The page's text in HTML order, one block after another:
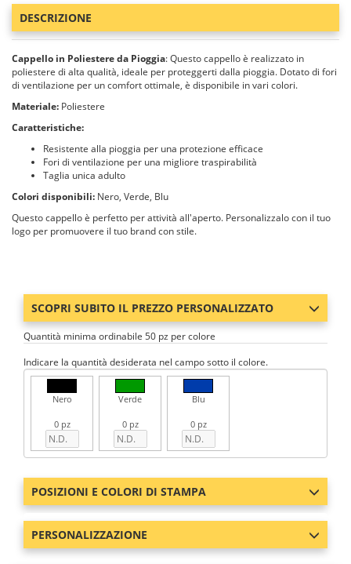
DESCRIZIONE
Cappello in Poliestere da Pioggia: Questo cappello è realizzato in
poliestere di alta qualità, ideale per proteggerti dalla pioggia. Dotato di fori
di ventilazione per un comfort ottimale, è disponibile in vari colori.
Materiale: Poliestere
Caratteristiche:
Resistente alla pioggia per una protezione efficace
Fori di ventilazione per una migliore traspirabilità
Taglia unica adulto
Colori disponibili: Nero, Verde, Blu
Questo cappello è perfetto per attività all'aperto. Personalizzalo con il tuo
logo per promuovere il tuo brand con stile.
SCOPRI SUBITO IL PREZZO PERSONALIZZATO
Quantità minima ordinabile 50 pz per colore
Indicare la quantità desiderata nel campo sotto il colore.
Nero
0 pz
Verde
0 pz
Blu
0 pz
POSIZIONI E COLORI DI STAMPA
PERSONALIZZAZIONE